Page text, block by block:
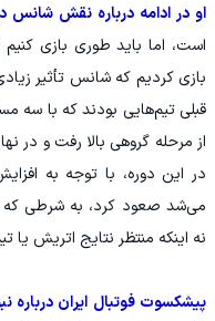
او در ادامه درباره نقش
است، اما باید طوری بازی
بازی کردیم که شانس تأثیر
قبلی تیم‌هایی بودند که با سه
از مرحله گروهی بالا رفت و
در این دوره، با توجه به
می‌شد صعود کرد، به شرطی
نه اینکه منتظر نتایج اتریش یا
پیشکسوت فوتبال ایران درباره